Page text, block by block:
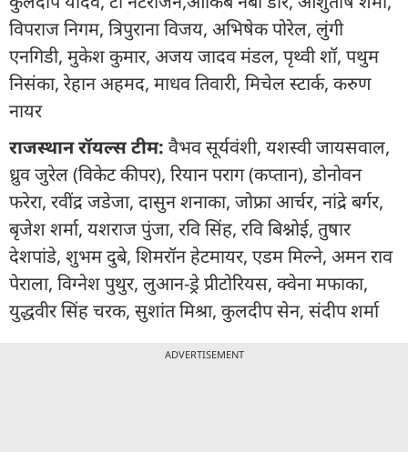
विपराज निगम, त्रिपुराना विजय, अभिषेक पोरेल, लुंगी
एनगिडी, मुकेश कुमार, अजय जादव मंडल, पृथ्वी शॉ, पथुम
निसंका, रेहान अहमद, माधव तिवारी, मिचेल स्टार्क, करुण
नायर
राजस्थान रॉयल्स टीम: वैभव सूर्यवंशी, यशस्वी जायसवाल,
ध्रुव जुरेल (विकेट कीपर), रियान पराग (कप्तान), डोनोवन
फरेरा, रवींद्र जडेजा, दासुन शनाका, जोफ्रा आर्चर, नांद्रे बर्गर,
बृजेश शर्मा, यशराज पुंजा, रवि सिंह, रवि बिश्नोई, तुषार
देशपांडे, शुभम दुबे, शिमरॉन हेटमायर, एडम मिल्ने, अमन राव
पेराला, विग्नेश पुथुर, लुआन-ड्रे प्रीटोरियस, क्वेना मफाका,
युद्धवीर सिंह चरक, सुशांत मिश्रा, कुलदीप सेन, संदीप शर्मा
ADVERTISEMENT